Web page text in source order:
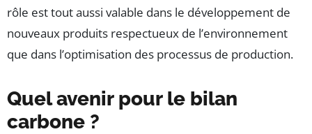
rôle est tout aussi valable dans le développement de
nouveaux produits respectueux de l’environnement
que dans l’optimisation des processus de production.
Quel avenir pour le bilan
carbone ?